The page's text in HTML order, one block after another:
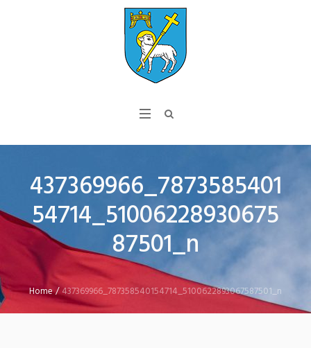
437369966_7873585401
54714_51006228930675
87501_n
Home/437369966_787358540154714_5100622893067587501_n